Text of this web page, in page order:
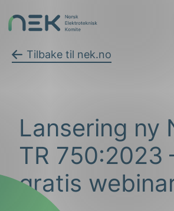
NEK
Tilbake til nek.no
Lansering ny
TR 750:2023
gratis